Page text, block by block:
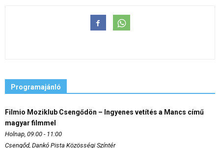
Programajánló
Filmio Moziklub Csengődön – Ingyenes vetítés a Mancs című
magyar filmmel
Holnap, 09:00 - 11:00
Csengőd, Dankó Pista Közösségi Színtér